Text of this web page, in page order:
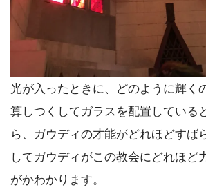
光が入ったときに、どのように輝く
算しつくしてガラスを配置している
ら、ガウディの才能がどれほどすば
してガウディがこの教会にどれほど
がかわかります。